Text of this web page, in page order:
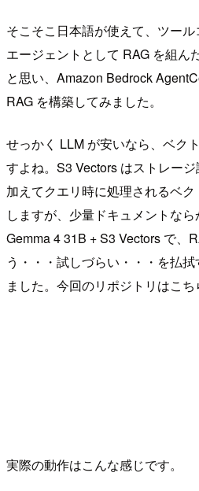
そこそこ日本語が使えて、ツー
エージェントとして RAG を組ん
と思い、Amazon Bedrock
RAG を構築してみました。
せっかく LLM が安いなら、ベク
すよね。S3 Vectors はストレー
加えてクエリ時に処理されるベ
しますが、少量ドキュメントなら
Gemma 4 31B + S3 Vectors で、
う・・・試しづらい・・・を払
ました。今回のリポジトリはこち
実際の動作はこんな感じです。